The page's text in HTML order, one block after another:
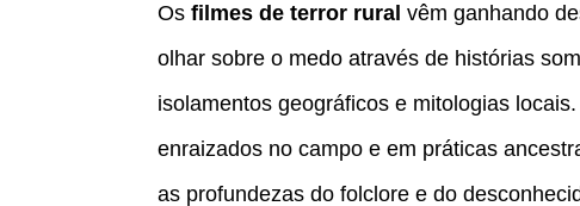
Os filmes de terror rural vêm ganhando
olhar sobre o medo através de histórias
isolamentos geográficos e mitologias
enraizados no campo e em práticas
as profundezas do folclore e do